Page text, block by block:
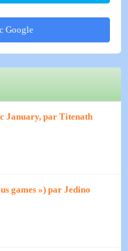
Google
January, par Titenath
games ») par Jedino